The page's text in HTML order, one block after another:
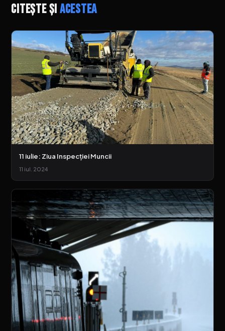
Citește șiacestea
11 iulie: Ziua Inspecției Muncii
11 iul. 2024